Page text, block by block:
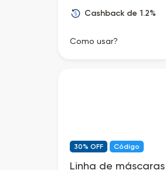
Cashback de 1.2%
Como usar?
30% OFF Código
Linha de